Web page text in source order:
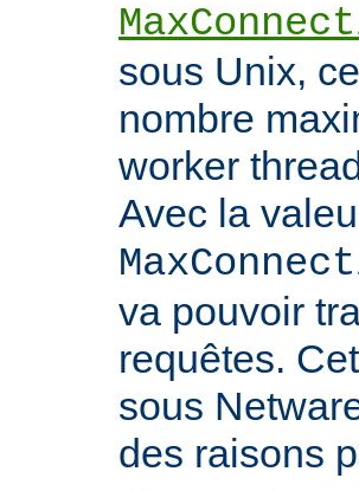
sous Unix,
nombre
worker
Avec la
va pouvoir
requêtes.
sous
des raisons